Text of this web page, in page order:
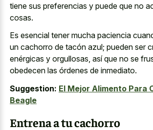
tiene sus preferencias y puede que no
cosas.
Es esencial tener mucha paciencia
un cachorro de tacón azul; pueden ser
enérgicas y orgullosas, así que no se
obedecen las órdenes de inmediato.
Suggestion: El Mejor Alimento Para
Beagle
Entrena a tu cachorro